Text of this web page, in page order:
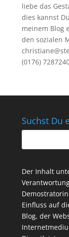
liebe das
dies kannst
meinem Blog
den sozialen
(0176)
Suchst Du
Der Inhalt
Einfluss auf
Blog, der